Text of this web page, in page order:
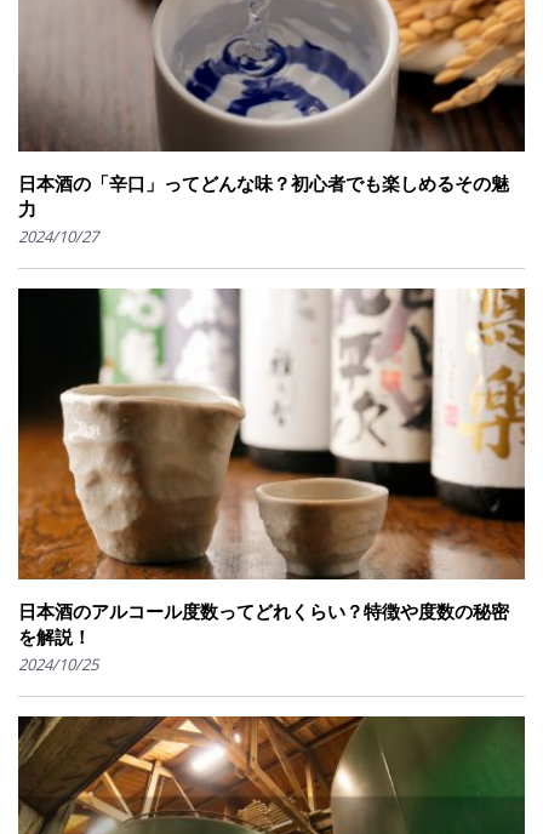
日本酒の「辛口」ってどんな味？初心者でも楽しめるその魅
力
2024/10/27
日本酒のアルコール度数ってどれくらい？特徴や度数の秘密
を解説！
2024/10/25